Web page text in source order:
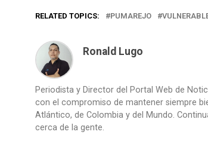
RELATED TOPICS: PUMAREJO
Ronald Lugo
Periodista y Director del Portal Web de
con el compromiso de mantener siempre
Atlántico, de Colombia y del Mundo.
cerca de la gente.